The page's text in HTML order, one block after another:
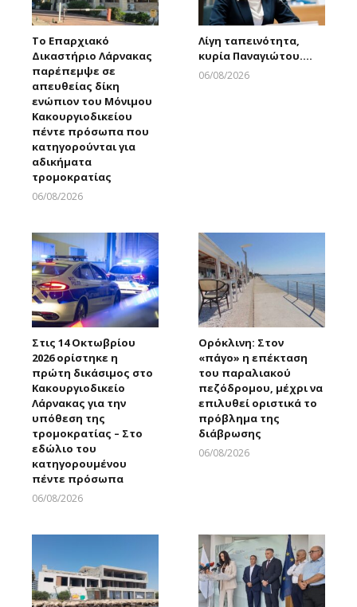
Το Επαρχιακό
Δικαστήριο Λάρνακας
παρέπεμψε σε
απευθείας δίκη
ενώπιον του Μόνιμου
Κακουργιοδικείου
πέντε πρόσωπα που
κατηγορούνται για
αδικήματα
τρομοκρατίας
06/08/2026
Λίγη ταπεινότητα,
κυρία Παναγιώτου….
06/08/2026
Στις 14 Οκτωβρίου
2026 ορίστηκε η
πρώτη δικάσιμος στο
Κακουργιοδικείο
Λάρνακας για την
υπόθεση της
τρομοκρατίας – Στο
εδώλιο του
κατηγορουμένου
πέντε πρόσωπα
06/08/2026
Ορόκλινη: Στον
«πάγο» η επέκταση
του παραλιακού
πεζόδρομου, μέχρι να
επιλυθεί οριστικά το
πρόβλημα της
διάβρωσης
06/08/2026